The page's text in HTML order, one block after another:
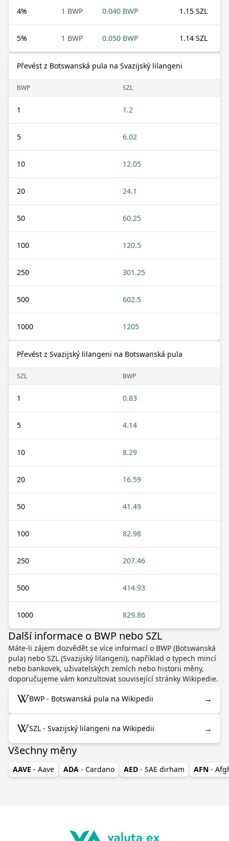
4% 1 BWP 0.040 BWP 1.15 SZL
5% 1 BWP 0.050 BWP 1.14 SZL
Převést z Botswanská pula na Svazijský lilangeni
BWP SZL
1 1.2
5 6.02
10 12.05
20 24.1
50 60.25
100 120.5
250 301.25
500 602.5
1000 1205
Převést z Svazijský lilangeni na Botswanská pula
SZL BWP
1 0.83
5 4.14
10 8.29
20 16.59
50 41.49
100 82.98
250 207.46
500 414.93
1000 829.86
Další informace o BWP nebo SZL
Máte-li zájem dozvědět se více informací o BWP (Botswanská
pula) nebo SZL (Svazijský lilangeni), například o typech mincí
nebo bankovek, uživatelských zemích nebo historii měny,
doporučujeme vám konzultovat související stránky Wikipedie.
BWP - Botswanská pula na Wikipedii →
SZL - Svazijský lilangeni na Wikipedii →
Všechny měny
AAVE - Aave ADA - Cardano AED - SAE dirham AFN -